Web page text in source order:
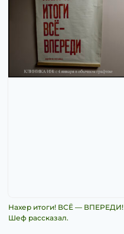
Нахер итоги! ВСЁ — ВПЕРЕДИ!
Шеф рассказал.